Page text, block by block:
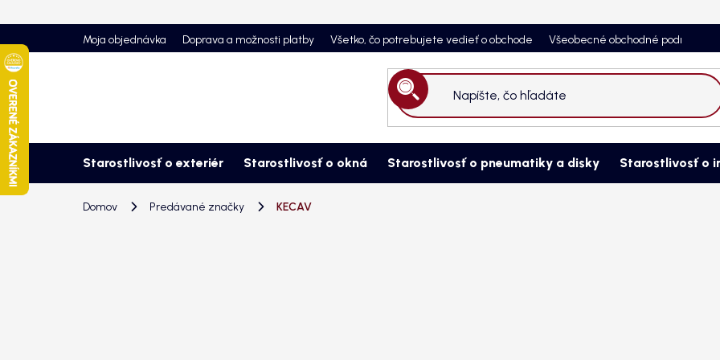
na
obsah
Moja objednávka Doprava a možnosti platby Všetko, čo potrebujete vedieť o obchode Všeobecné obchodné podmienky
Hľadať
Starostlivosť o exteriér Starostlivosť o okná Starostlivosť o pneumatiky a disky Starostlivosť o
Domov Predávané značky KECAV